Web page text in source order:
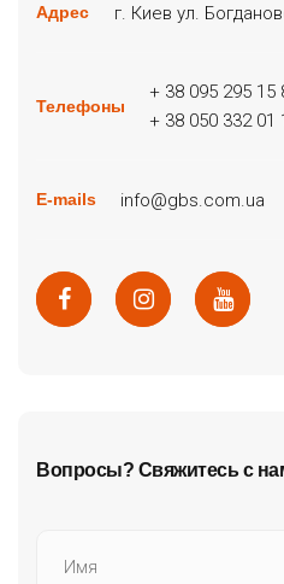
Адрес г. Киев ул.
Телефоны
+ 38 095 295 15
+ 38 050 332 01
E-mails info@gbs.com.ua
Вопросы? Свяжитесь с